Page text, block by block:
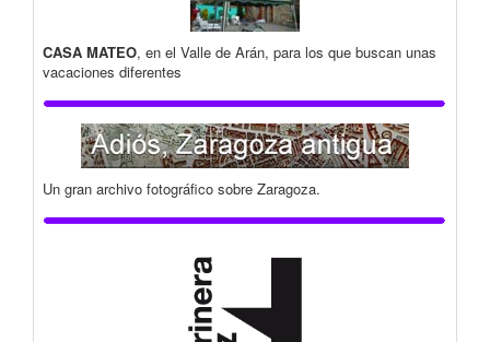
CASA MATEO, en el Valle de Arán, para los que buscan unas
vacaciones diferentes
Un gran archivo fotográfico sobre Zaragoza.